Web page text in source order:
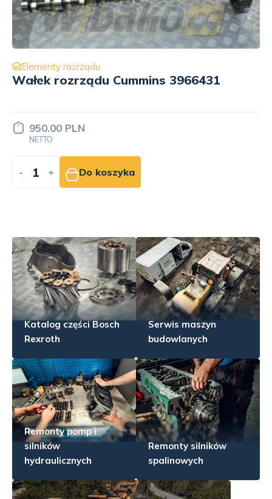
Elementy rozrządu
Wałek rozrządu Cummins 3966431
950.00 PLN
NETTO
- + Do koszyka
Katalog części Bosch
Rexroth
Serwis maszyn
budowlanych
Remonty pomp i
silników
hydraulicznych
Remonty silników
spalinowych